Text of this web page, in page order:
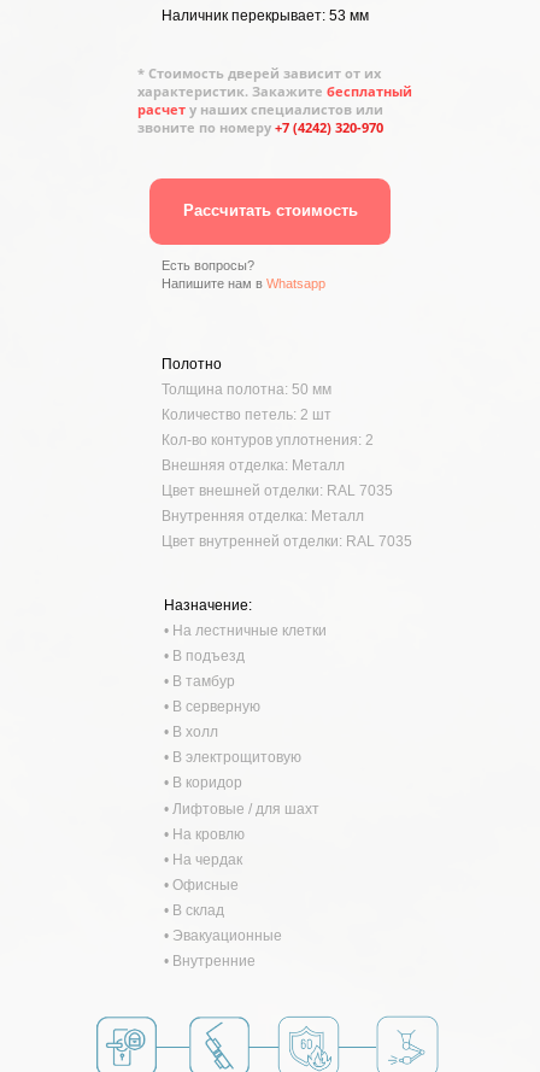
Наличник перекрывает: 53 мм
* Стоимость дверей зависит от их
характеристик. Закажите бесплатный
расчет у наших специалистов или
звоните по номеру +7 (4242) 320-970
Рассчитать стоимость
Есть вопросы?
Напишите нам в Whatsapp
Полотно
Толщина полотна: 50 мм
Количество петель: 2 шт
Кол-во контуров уплотнения: 2
Внешняя отделка: Металл
Цвет внешней отделки: RAL 7035
Внутренняя отделка: Металл
Цвет внутренней отделки: RAL 7035
Назначение:
• На лестничные клетки
• В подъезд
• В тамбур
• В серверную
• В холл
• В электрощитовую
• В коридор
• Лифтовые / для шахт
• На кровлю
• На чердак
• Офисные
• В склад
• Эвакуационные
• Внутренние